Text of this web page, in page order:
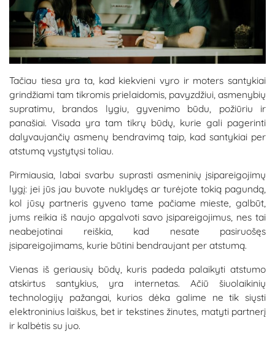
Tačiau tiesa yra ta, kad kiekvieni vyro ir moters santykiai
grindžiami tam tikromis prielaidomis, pavyzdžiui, asmenybių
supratimu, brandos lygiu, gyvenimo būdu, požiūriu ir
panašiai. Visada yra tam tikrų būdų, kurie gali pagerinti
dalyvaujančių asmenų bendravimą taip, kad santykiai per
atstumą vystytųsi toliau.
Pirmiausia, labai svarbu suprasti asmeninių įsipareigojimų
lygį: jei jūs jau buvote nuklydęs ar turėjote tokią pagundą,
kol jūsų partneris gyveno tame pačiame mieste, galbūt,
jums reikia iš naujo apgalvoti savo įsipareigojimus, nes tai
neabejotinai reiškia, kad nesate pasiruošęs
įsipareigojimams, kurie būtini bendraujant per atstumą.
Vienas iš geriausių būdų, kuris padeda palaikyti atstumo
atskirtus santykius, yra internetas. Ačiū šiuolaikinių
technologijų pažangai, kurios dėka galime ne tik siųsti
elektroninius laiškus, bet ir tekstines žinutes, matyti partnerį
ir kalbėtis su juo.